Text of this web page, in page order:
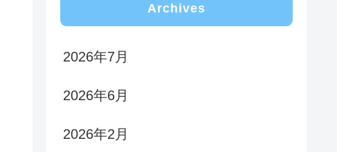
Archives
2026年7月
2026年6月
2026年2月